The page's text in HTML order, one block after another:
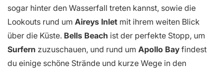
sogar hinter den Wasserfall treten kannst, sowie die
Lookouts rund um Aireys Inlet mit ihrem weiten Blick
über die Küste. Bells Beach ist der perfekte Stopp, um
Surfern zuzuschauen, und rund um Apollo Bay findest
du einige schöne Strände und kurze Wege in den